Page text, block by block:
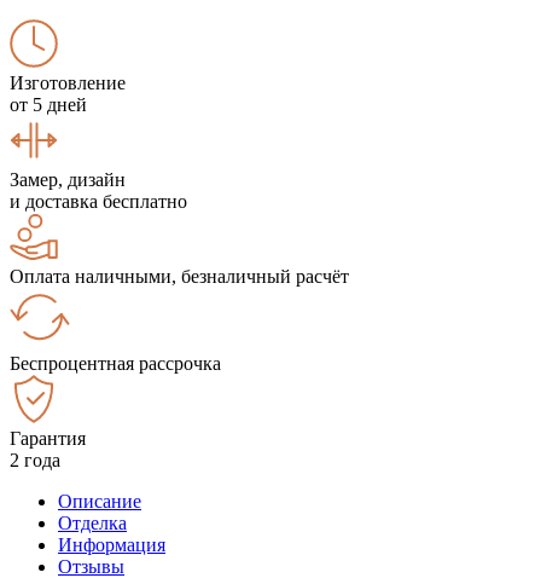
Изготовление
от 5 дней
Замер, дизайн
и доставка бесплатно
Оплата наличными, безналичный расчёт
Беспроцентная рассрочка
Гарантия
2 года
Описание
Отделка
Информация
Отзывы